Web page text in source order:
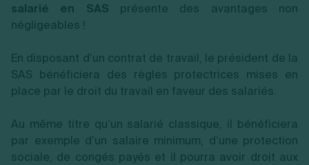
salarié en SAS présente
des avantages non
négligeables !
En disposant d’un contrat de travail, le président de la
SAS bénéficiera des règles protectrices mises en
place par le droit du travail en faveur des salariés.
Au même titre qu’un salarié classique, il bénéficiera
par exemple d’un salaire minimum, d’une protection
sociale, de congés payés et il pourra avoir droit aux